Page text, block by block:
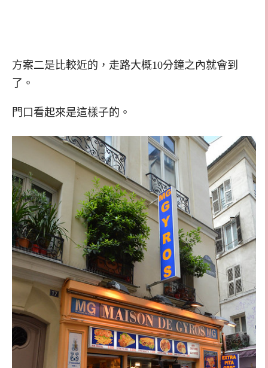
方案二是比較近的，走路大概10分鐘之內就會到
了。
門口看起來是這樣子的。